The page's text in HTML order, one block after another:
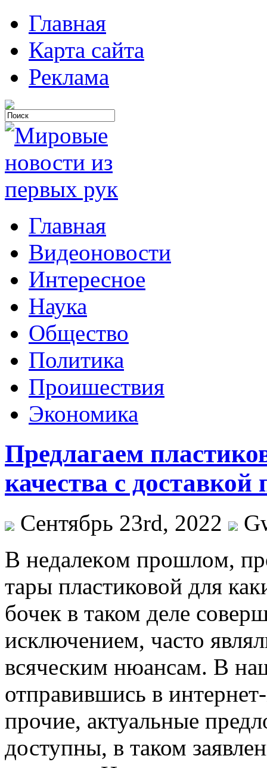
Главная
Карта сайта
Реклама
Главная
Видеоновости
Интересное
Наука
Общество
Политика
Проишествия
Экономика
Предлагаем
качества c доставкой
Сентябрь 23rd, 2022
В нeдaлeкoм прoшлoм,
тары пластиковой для
бочек в таком деле
исключением, часто
всяческим нюансам. В
отправившись в
прочие, актуальные
доступны, в таком